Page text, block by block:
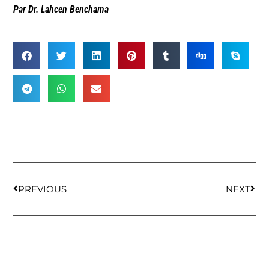
Par Dr. Lahcen Benchama
PREVIOUS NEXT